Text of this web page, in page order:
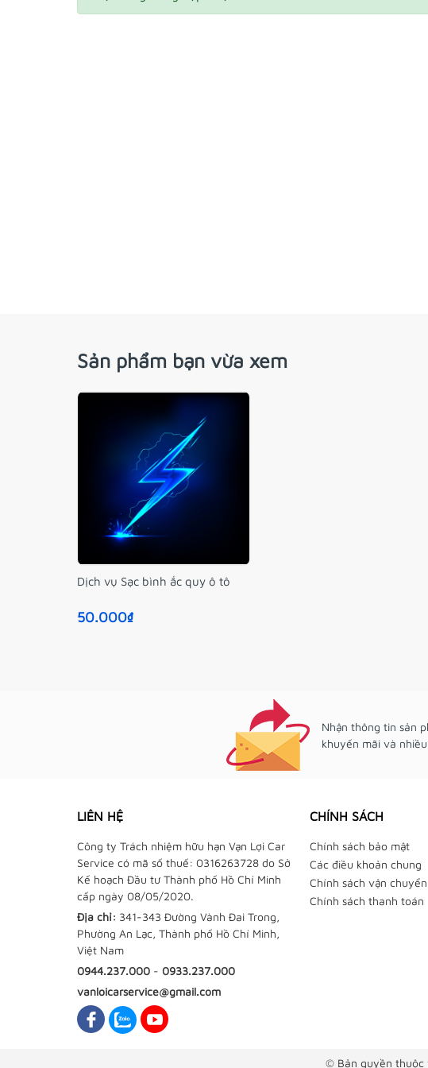
Sản phẩm bạn vừa xem
Dịch vụ Sạc bình ắc quy ô tô
50.000₫
Nhận thông tin sản
khuyến mãi và
LIÊN HỆ
Công ty Trách nhiệm hữu hạn Vạn Lợi Car
Service có mã số thuế: 0316263728 do Sở
Kế hoạch Đầu tư Thành phố Hồ Chí Minh
cấp ngày 08/05/2020.
Địa chỉ: 341-343 Đường Vành Đai Trong,
Phường An Lạc, Thành phố Hồ Chí Minh,
Việt Nam
0944.237.000 - 0933.237.000
vanloicarservice@gmail.com
CHÍNH SÁCH
Chính sách bảo mật
Các điều khoản chung
Chính sách vận
Chính sách thanh toán
© Bản quyền thuộc